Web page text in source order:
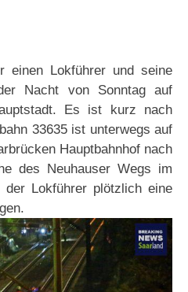
einen Lokführer und seine
Nacht von Sonntag auf
Es ist kurz nach
33635 ist unterwegs auf
Hauptbahnhof nach
des Neuhauser Wegs im
Lokführer plötzlich eine